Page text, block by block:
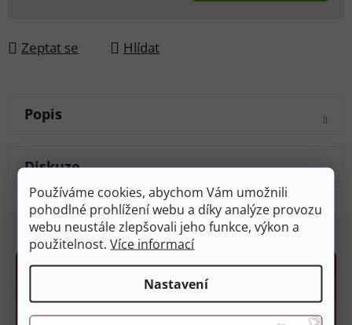
Používáme cookies, abychom Vám umožnili
pohodlné prohlížení webu a díky analýze provozu
webu neustále zlepšovali jeho funkce, výkon a
použitelnost.Více informací
Nastavení
Zeptat se Hlídat
Popis
Diskuze